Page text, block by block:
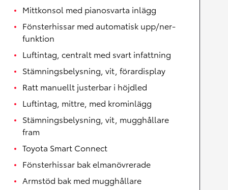
Mittkonsol med pianosvarta inlägg
Fönsterhissar med automatisk upp/ner-
funktion
Luftintag, centralt med svart infattning
Stämningsbelysning, vit, förardisplay
Ratt manuellt justerbar i höjdled
Luftintag, mittre, med krominlägg
Stämningsbelysning, vit, mugghållare
fram
Toyota Smart Connect
Fönsterhissar bak elmanövrerade
Armstöd bak med mugghållare